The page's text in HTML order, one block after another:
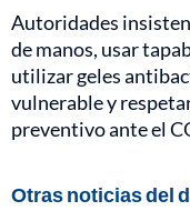
Autoridades
de manos, usar
utilizar geles
vulnerable y
preventivo ante el
Otras noticias del